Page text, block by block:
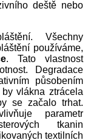
deště nebo
Všechny
používáme,
. Tato vlastnost
Degradace
působením
vlákna ztrácela
se začalo trhat.
parametr
tkanin
textilních